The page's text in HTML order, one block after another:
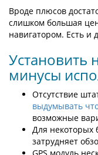
Вроде плюсов
слишком большая
навигатором. Есть и
Установить
минусы
Отсутствие
выдумывать
возможные
Для некоторых
затрудняет